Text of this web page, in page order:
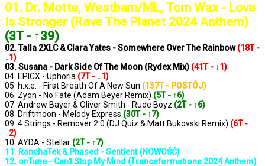
01. Dr. Motte, Westbam/ML, Tom Wax - Love
Is Stronger (Rave The Planet 2024 Anthem)
(3T - ↑39)
02. Talla 2XLC & Clara Yates - Somewhere Over The Rainbow(18T -
↓1)
03. Susana - Dark Side Of The Moon (Rydex Mix) (41T - ↓1)
04. EPICX - Uphoria (7T - ↓1)
05. h.x.e. - First Breath Of A New Sun (137T - POSTÓJ)
06. Zyon - No Fate (Adam Beyer Remix) (5T - ↑6)
07. Andrew Bayer & Oliver Smith - Rude Boyz (2T - ↑6)
08. Driftmoon - Melody Express (30T - ↑7)
09. 4 Strings - Remover 2.0 (DJ Quiz & Matt Bukovski Remix) (6T -
↓2)
10. AYDA - Stellar (2T - ↑7)
11. RanchaTek & Phased - Sentient (NOWOŚĆ)
12. onTune - Can't Stop My Mind (Tranceformations 2024 Anthem)